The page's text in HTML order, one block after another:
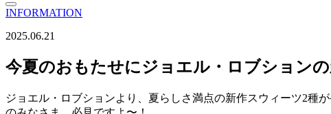
INFORMATION
2025.06.21
今夏のおもたせにジョエル・ロブション
ジョエル・ロブションより、夏らしさ満点の新作スウィーツ2種